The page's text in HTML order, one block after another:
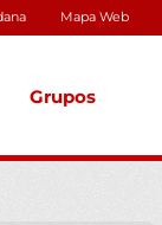
Mapa Web
Grupos